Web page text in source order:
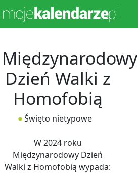
Międzynarodowy
Dzień Walki z
Homofobią
Święto nietypowe
W 2024 roku
Międzynarodowy Dzień
Walki z Homofobią wypada: